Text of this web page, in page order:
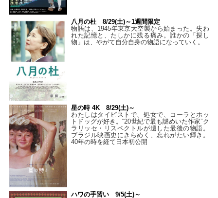
八月の杜 8/29(土)～1週間限定
物語は、1945年東京大空襲から始まった。失わ
れた記憶と、たしかに残る痛み。誰かの「探し
物」は、やがて自分自身の物語になっていく。
星の時 4K 8/29(土)～
わたしはタイピストで、処⼥で、コーラとホッ
トドッグが好き。“20世紀で最も謎めいた作家”ク
ラリッセ・リスペクトルが遺した最後の物語。
ブラジル映画史にきらめく、忘れがたい輝き。
40年の時を経て⽇本初公開
ハワの手習い 9/5(土)～